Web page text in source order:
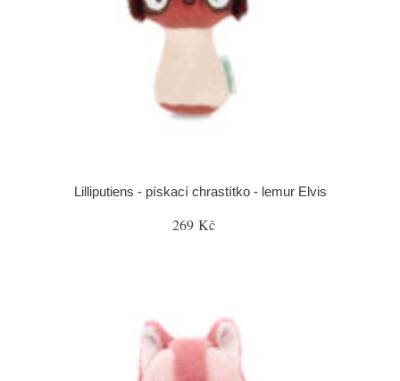
Lilliputiens - pískací chrastítko - lemur Elvis
269 Kč